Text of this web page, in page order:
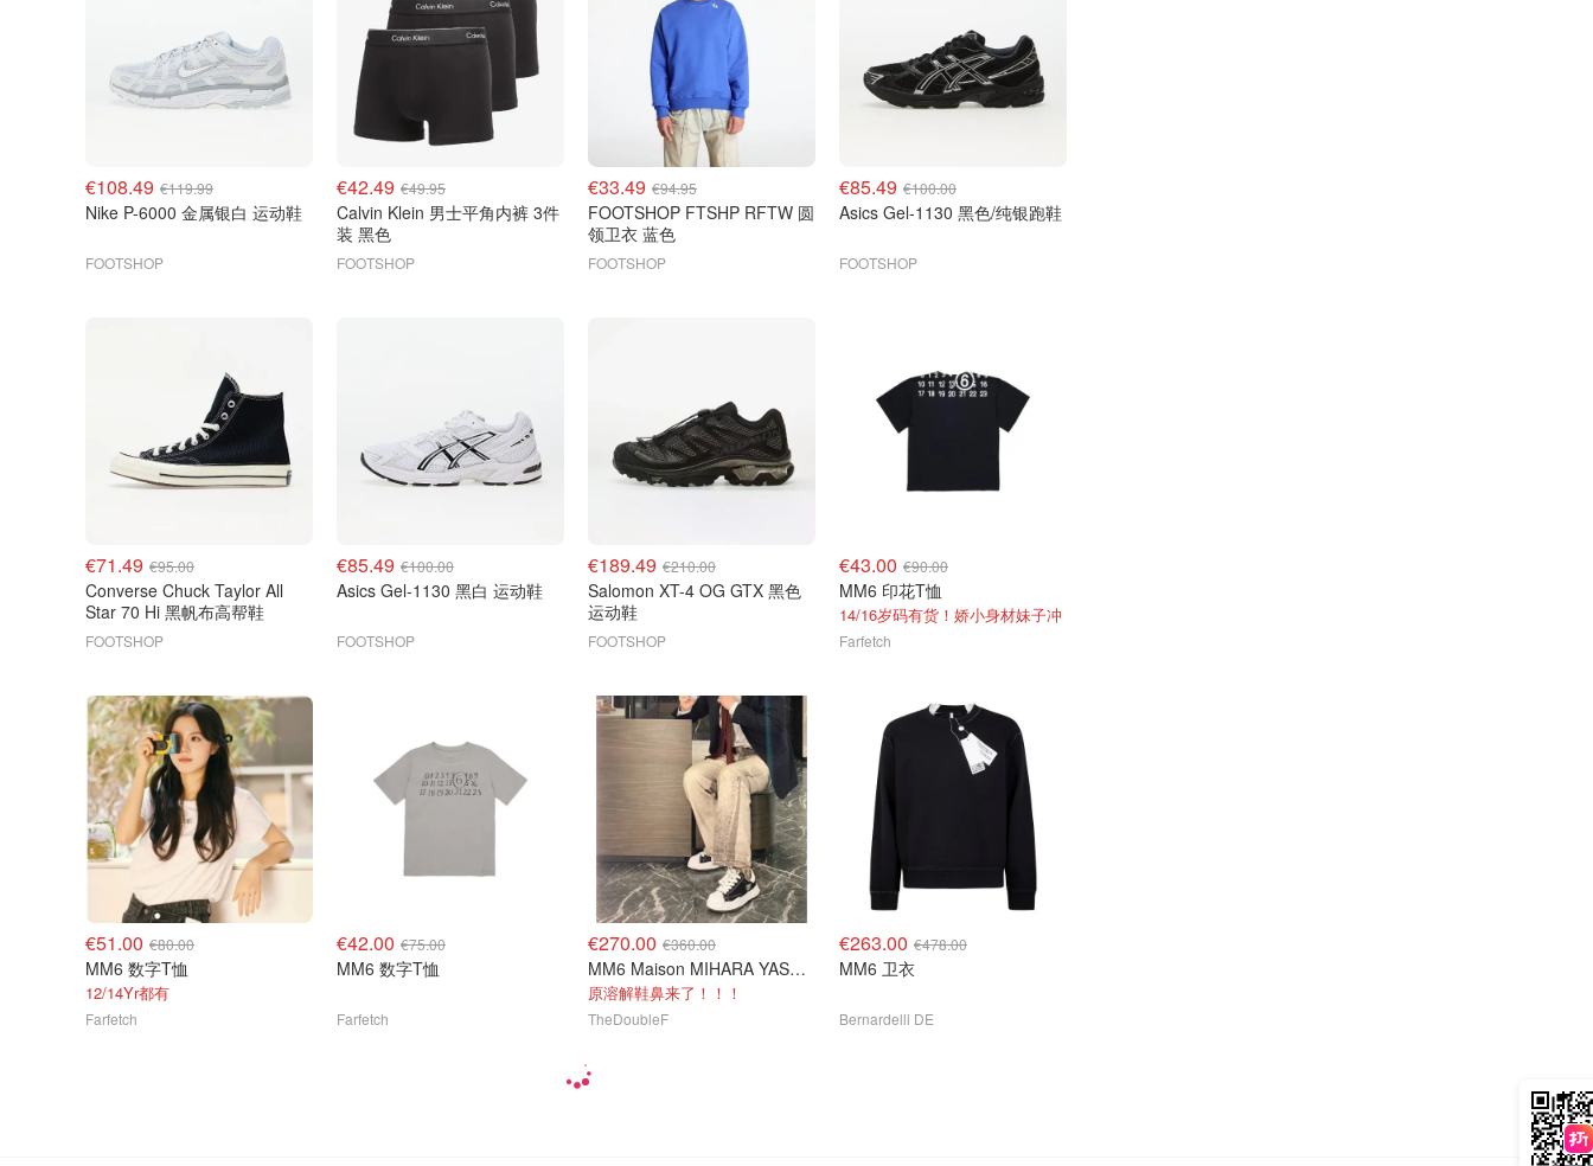
€108.49 €119.99
Nike P-6000 金属银白 运动鞋
FOOTSHOP
€42.49 €49.95
Calvin Klein 男士平角内裤 3件
装 黑色
FOOTSHOP
€33.49 €94.95
FOOTSHOP FTSHP RFTW 圆
领卫衣 蓝色
FOOTSHOP
€85.49 €100.00
Asics Gel-1130 黑色/纯银跑鞋
FOOTSHOP
€71.49 €95.00
Converse Chuck Taylor All
Star 70 Hi 黑帆布高帮鞋
FOOTSHOP
€85.49 €100.00
Asics Gel-1130 黑白 运动鞋
FOOTSHOP
€189.49 €210.00
Salomon XT-4 OG GTX 黑色
运动鞋
FOOTSHOP
€43.00 €90.00
MM6 印花T恤
14/16岁码有货！娇小身材妹子冲
Farfetch
€51.00 €80.00
MM6 数字T恤
12/14Yr都有
Farfetch
€42.00 €75.00
MM6 数字T恤
Farfetch
€270.00 €360.00
MM6 Maison MIHARA YASUHIRO Blakey Low 黑色帆布休闲鞋
原溶解鞋鼻来了！！！
TheDoubleF
€263.00 €478.00
MM6 卫衣
Bernardelli DE